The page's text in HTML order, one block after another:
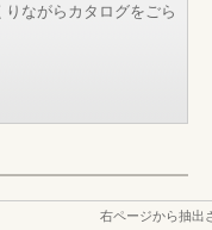
ながらカタログをごら
右ページから抽出